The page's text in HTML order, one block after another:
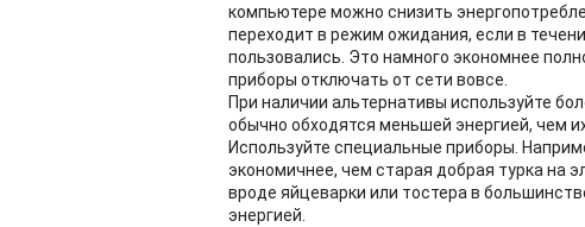
компьютере можно снизить
переходит в режим ожидания, если в
пользовались. Это намного экономнее
приборы отключать от сети вовсе.
При наличии альтернативы используйте
обычно обходятся меньшей энергией, чем
Используйте специальные приборы.
экономичнее, чем старая добрая турка на
вроде яйцеварки или тостера в
энергией.